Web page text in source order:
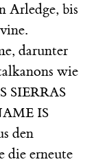
Arledge, bis
darunter
wie
SIERRAS
IS
den
die erneute